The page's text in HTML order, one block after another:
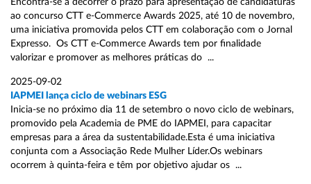
Encontra-se a decorrer o prazo para apresentação de candidaturas
ao concurso CTT e-Commerce Awards 2025, até 10 de novembro,
uma iniciativa promovida pelos CTT em colaboração com o Jornal
Expresso. Os CTT e-Commerce Awards tem por finalidade
valorizar e promover as melhores práticas do ...
2025-09-02
IAPMEI lança ciclo de webinars ESG
Inicia-se no próximo dia 11 de setembro o novo ciclo de webinars,
promovido pela Academia de PME do IAPMEI, para capacitar
empresas para a área da sustentabilidade.Esta é uma iniciativa
conjunta com a Associação Rede Mulher Líder.Os webinars
ocorrem à quinta-feira e têm por objetivo ajudar os ...